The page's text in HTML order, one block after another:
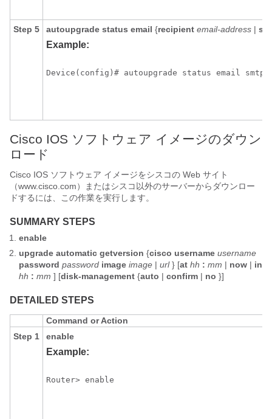
Step 5 autoupgrade status email {recipient email-address |
Example:
Device(config)# autoupgrade status email smtp-
Cisco IOS ソフトウェア イメージのダウン
ロード
Cisco IOS ソフトウェア イメージをシスコの Web サイト
（www.cisco.com）またはシスコ以外のサーバーからダウンロー
ドするには、この作業を実行します。
SUMMARY STEPS
enable
upgrade automatic getversion {cisco username username
password password image image | url } [at hh : mm | now | in
hh : mm ] [disk-management {auto | confirm | no }]
DETAILED STEPS
Command or Action
Step 1
enable
Example:
Router> enable